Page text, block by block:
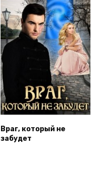
Враг, который не
забудет